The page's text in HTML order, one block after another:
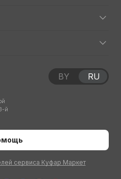
й
сервиса Куфар Маркет
BY RU